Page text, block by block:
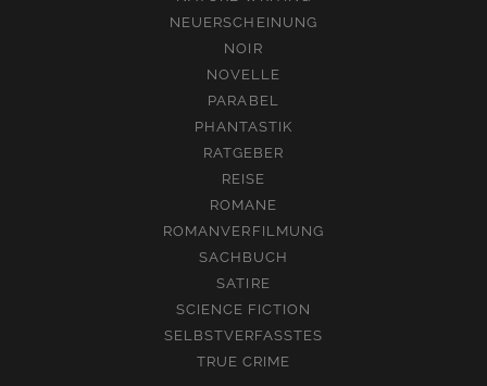
NEUERSCHEINUNG
NOIR
NOVELLE
PARABEL
PHANTASTIK
RATGEBER
REISE
ROMANE
ROMANVERFILMUNG
SACHBUCH
SATIRE
SCIENCE FICTION
SELBSTVERFASSTES
TRUE CRIME